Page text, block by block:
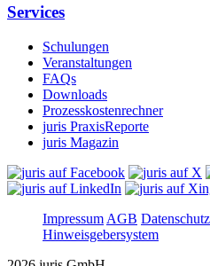
Services
Schulungen
Veranstaltungen
FAQs
Downloads
Prozesskostenrechner
juris PraxisReporte
juris Magazin
Impressum AGB Datenschutz
Hinweisgebersystem